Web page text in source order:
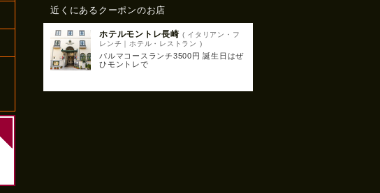
近くにあるクーポンのお店
ホテルモントレ長崎 ( イタリアン・フ
レンチ｜ホテル・レストラン )
パルマコースランチ3500円 誕生日はぜ
ひモントレで